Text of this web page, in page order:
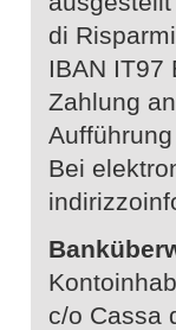
di
IBAN IT97
Zahlung
Bei
c/o Cassa